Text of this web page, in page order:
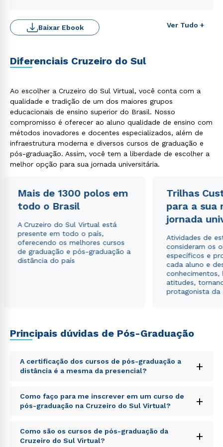
Ver Tudo +
Baixar Ebook
Diferenciais Cruzeiro do Sul
Ao escolher a Cruzeiro do Sul Virtual, você conta com a
qualidade e tradição de um dos maiores grupos
educacionais de ensino superior do Brasil. Nosso
compromisso é oferecer ao aluno qualidade de ensino com
métodos inovadores e docentes especializados, além de
infraestrutura moderna e diversos cursos de graduação e
pós-graduação. Assim, você tem a liberdade de escolher a
melhor opção para sua jornada universitária.
Mais de 1300 polos em
todo o Brasil
A Cruzeiro do Sul Virtual está
presente em todo o país,
oferecendo os melhores cursos
de graduação e pós-graduação a
distância do país
Trilhas
para a sua
jornada
Atividades de
consideram os
específicos e
cada aluno e
conhecimentos,
atitudes,
protagonista da
Principais dúvidas de Pós-Graduação
A certificação dos cursos de pós-graduação a
distância é a mesma da presencial?
+
Sed ut perspiciatis unde omnis iste natus error sit
voluptatem accusantium doloremque laudantium,
totam rem aperiam, eaque ipsa quae ab illo inventore
explicabo. Nemo enim ipsam voluptatem quia
voluptas sit aspernatur aut odit aut fugit, sed quia
Como faço para me inscrever em um curso de
pós-graduação na Cruzeiro do Sul Virtual?
+
Sed ut perspiciatis unde omnis iste natus error sit
voluptatem accusantium doloremque laudantium,
Como são os cursos de pós-graduação da
Cruzeiro do Sul Virtual?
+
Estou de acordo com a Política de Privacidade.e
autorizo que meus dados sejam utilizados para o
envio de conteúdos da Cruzeiro do Sul.